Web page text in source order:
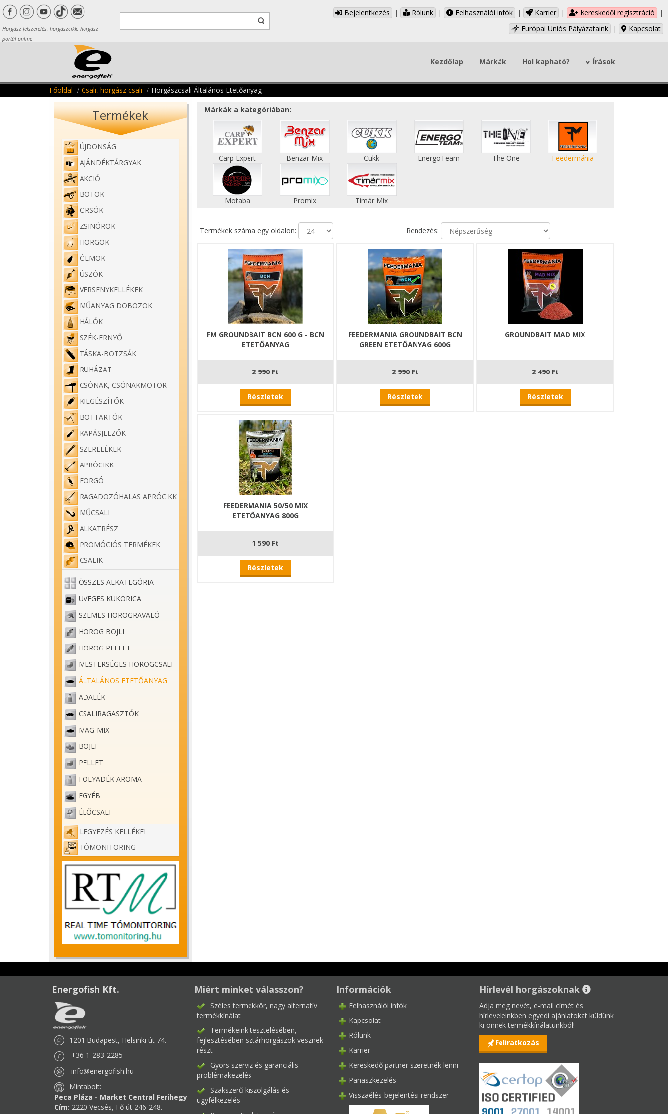
Horgász felszerelés, horgászcikk, horgász
portál online
Bejelentkezés | Rólunk | Felhasználói infók | Karrier | Kereskedői regisztráció
|
Európai Uniós Pályázataink
| Kapcsolat
Kezdőlap Márkák Hol kapható? Írások
Főoldal Csali, horgász csali Horgászcsali Általános Etetőanyag
Termékek
ÚJDONSÁG
AJÁNDÉKTÁRGYAK
AKCIÓ
BOTOK
ORSÓK
ZSINÓROK
HORGOK
ÓLMOK
ÚSZÓK
VERSENYKELLÉKEK
MŰANYAG DOBOZOK
HÁLÓK
SZÉK-ERNYŐ
TÁSKA-BOTZSÁK
RUHÁZAT
CSÓNAK, CSÓNAKMOTOR
KIEGÉSZÍTŐK
BOTTARTÓK
KAPÁSJELZŐK
SZERELÉKEK
APRÓCIKK
FORGÓ
RAGADOZÓHALAS APRÓCIKK
MŰCSALI
ALKATRÉSZ
PROMÓCIÓS TERMÉKEK
CSALIK
ÖSSZES ALKATEGÓRIA
ÜVEGES KUKORICA
SZEMES HOROGRAVALÓ
HOROG BOJLI
HOROG PELLET
MESTERSÉGES HOROGCSALI
ÁLTALÁNOS ETETŐANYAG
ADALÉK
CSALIRAGASZTÓK
MAG-MIX
BOJLI
PELLET
FOLYADÉK AROMA
EGYÉB
ÉLŐCSALI
LEGYEZÉS KELLÉKEI
TÓMONITORING
Márkák a kategóriában:
Carp Expert Benzar Mix Cukk EnergoTeam The One Feedermánia
Motaba Promix Timár Mix
Termékek száma egy oldalon: Rendezés:
FM GROUNDBAIT BCN 600 G - BCN
ETETŐANYAG
2 990 Ft
Részletek
FEEDERMANIA GROUNDBAIT BCN
GREEN ETETŐANYAG 600G
2 990 Ft
Részletek
GROUNDBAIT MAD MIX
2 490 Ft
Részletek
FEEDERMANIA 50/50 MIX
ETETŐANYAG 800G
1 590 Ft
Részletek
Energofish Kft.
1201 Budapest, Helsinki út 74.
+36-1-283-2285
info@energofish.hu
Mintabolt:
Peca Pláza - Market Central Ferihegy
Cím: 2220 Vecsés, Fő út 246-248.
Miért minket válasszon?
Széles termékkör, nagy alternatív
termékkínálat
Termékeink tesztelésében,
fejlesztésében sztárhorgászok vesznek
részt
Gyors szerviz és garanciális
problémakezelés
Szakszerű kiszolgálás és
ügyfélkezelés
Információk
Felhasználói infók
Kapcsolat
Rólunk
Karrier
Kereskedő partner szeretnék lenni
Panaszkezelés
Visszaélés-bejelentési rendszer
Hírlevél horgászoknak
Adja meg nevét, e-mail címét és
hírleveleinkben egyedi ajánlatokat küldünk
ki önnek termékkínálatunkból!
Feliratkozás